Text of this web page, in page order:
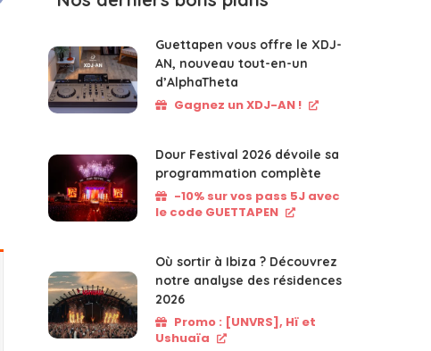
Guettapen vous offre le XDJ-
AN, nouveau tout-en-un
d’AlphaTheta
Gagnez un XDJ-AN !
Dour Festival 2026 dévoile sa
programmation complète
-10% sur vos pass 5J avec
le code GUETTAPEN
Où sortir à Ibiza ? Découvrez
notre analyse des résidences
2026
Promo : [UNVRS], Hï et
Ushuaïa